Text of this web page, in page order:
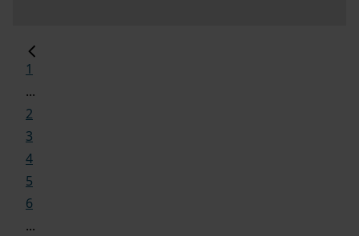
1
...
2
3
4
5
6
...